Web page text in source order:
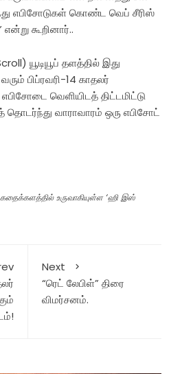
எபிசோடுகள் கொண்ட வெப் சீரிஸ்
கூறினார்..
யூடியூப் தளத்தில் இது
பிப்ரவரி-14 காதலர்
வெளியிடத் திட்டமிட்டு
வாராவாரம் ஒரு எபிசோட்
உருவாகியுள்ள ‘ஹி இஸ்
Next
“ரெட் லேபிள்” திரை
விமர்சனம்.